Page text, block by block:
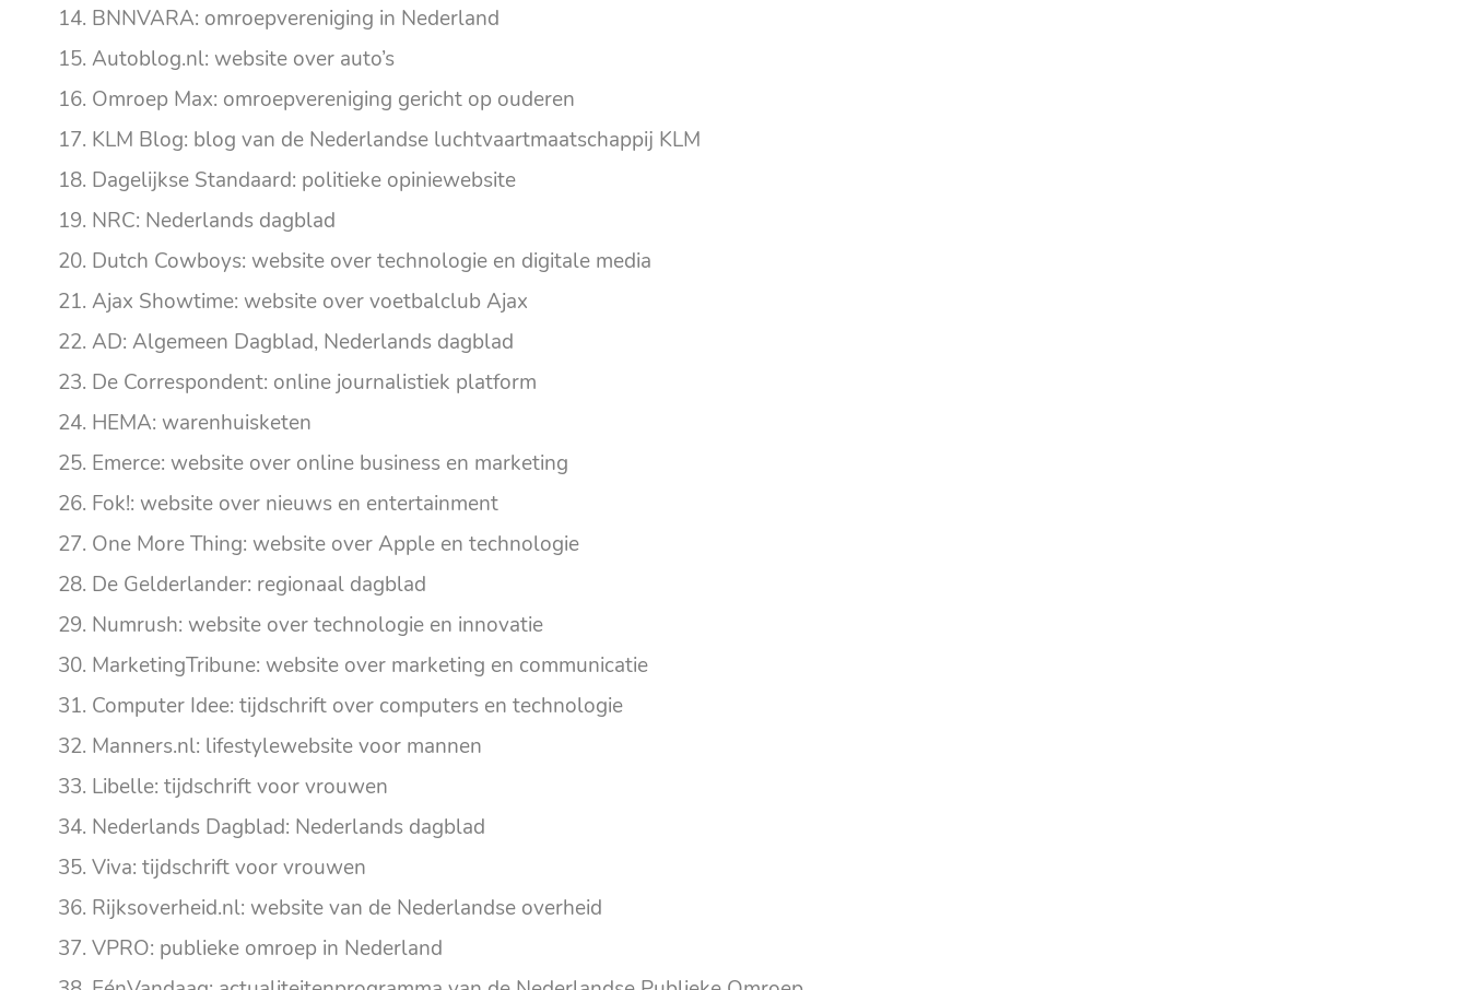
BNNVARA: omroepvereniging in Nederland
Autoblog.nl: website over auto’s
Omroep Max: omroepvereniging gericht op ouderen
KLM Blog: blog van de Nederlandse luchtvaartmaatschappij KLM
Dagelijkse Standaard: politieke opiniewebsite
NRC: Nederlands dagblad
Dutch Cowboys: website over technologie en digitale media
Ajax Showtime: website over voetbalclub Ajax
AD: Algemeen Dagblad, Nederlands dagblad
De Correspondent: online journalistiek platform
HEMA: warenhuisketen
Emerce: website over online business en marketing
Fok!: website over nieuws en entertainment
One More Thing: website over Apple en technologie
De Gelderlander: regionaal dagblad
Numrush: website over technologie en innovatie
MarketingTribune: website over marketing en communicatie
Computer Idee: tijdschrift over computers en technologie
Manners.nl: lifestylewebsite voor mannen
Libelle: tijdschrift voor vrouwen
Nederlands Dagblad: Nederlands dagblad
Viva: tijdschrift voor vrouwen
Rijksoverheid.nl: website van de Nederlandse overheid
VPRO: publieke omroep in Nederland